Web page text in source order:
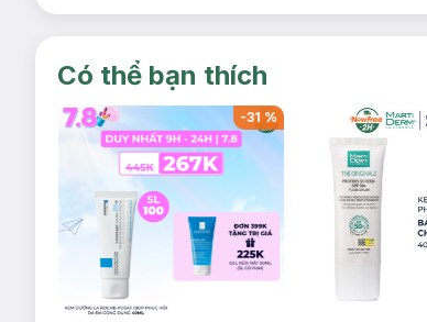
Mai Đẹt Ti Ni (Màu hồng)
Hương đầu: Lê, Dứa
Hương giữa: Nhài, Hồng
Hương cuối: Vani, Xạ hương
Có thể bạn thích
-60 36%